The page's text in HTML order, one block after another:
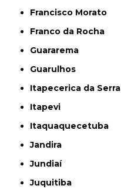
Francisco Morato
Franco da Rocha
Guararema
Guarulhos
Itapecerica da Serra
Itapevi
Itaquaquecetuba
Jandira
Jundiaí
Juquitiba